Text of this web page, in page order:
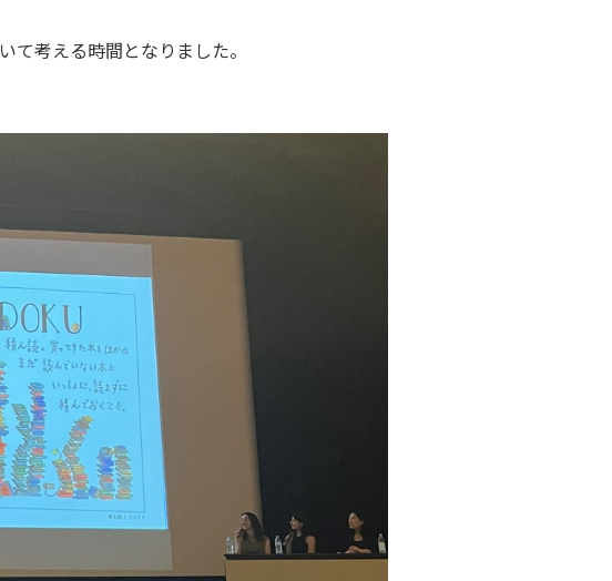
考える時間となりました。